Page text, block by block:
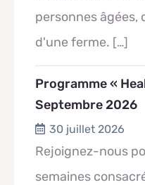
personnes âgées,
d'une ferme. […]
Programme «
Septembre 2026
30 juillet 2026
Rejoignez-nous
semaines